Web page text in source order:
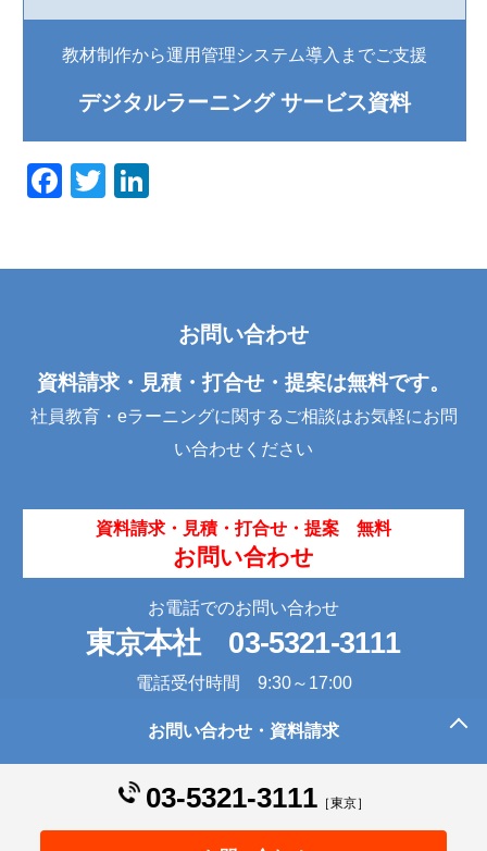
教材制作から運用管理システム導入までご支援
デジタルラーニング サービス資料
F
o
k
T Li
お問い合わせ・資料請求
03-5321-3111［東京］
お問い合わせ
資料請求・見積・打合せ・提案は無料です。
社員教育・eラーニングに関するご相談はお気軽にお問
い合わせください
資料請求・見積・打合せ・提案 無料
お問い合わせ
お電話でのお問い合わせ
東京本社 03-5321-3111
電話受付時間 9:30～17:00
このページの先頭へ